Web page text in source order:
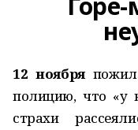
12 ноября
полицию, что «у
страхи